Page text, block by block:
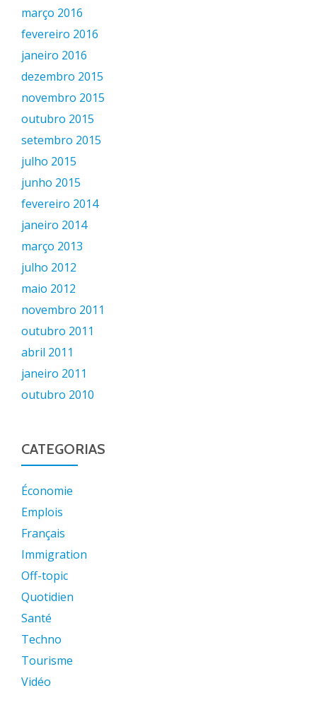
março 2016
fevereiro 2016
janeiro 2016
dezembro 2015
novembro 2015
outubro 2015
setembro 2015
julho 2015
junho 2015
fevereiro 2014
janeiro 2014
março 2013
julho 2012
maio 2012
novembro 2011
outubro 2011
abril 2011
janeiro 2011
outubro 2010
CATEGORIAS
Économie
Emplois
Français
Immigration
Off-topic
Quotidien
Santé
Techno
Tourisme
Vidéo